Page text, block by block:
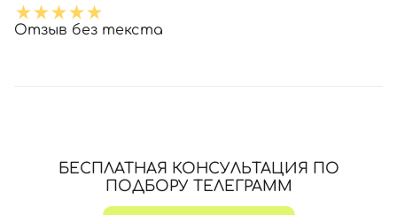
Отзыв без текста
БЕСПЛАТНАЯ КОНСУЛЬТАЦИЯ ПО
ПОДБОРУ ТЕЛЕГРАММ